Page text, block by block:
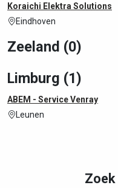
Koraichi Elektra Solutions
Eindhoven
Zeeland (0)
Limburg (1)
ABEM - Service Venray
Leunen